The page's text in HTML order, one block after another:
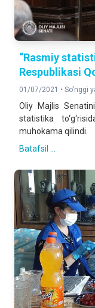
“Rasmiy
Respublikasi
01/07/2021 • So'nggi
Oliy Majlis
statistika
muhokama qilindi.
Batafsil ...